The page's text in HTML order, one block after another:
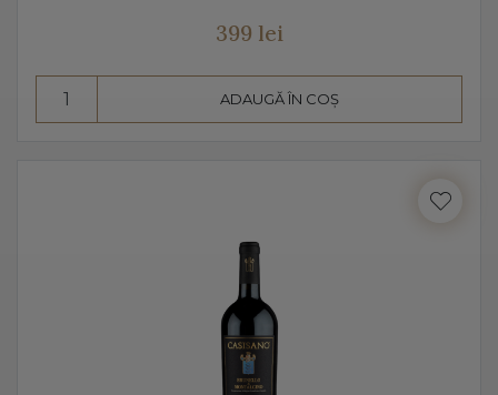
dar și în întreaga lume. Vino Italia aduce Prosecco la
tine acasă, chiar din regiunea unde este fabricat și asta
Vă prezentăm mai jos, gama noastră de Prosecco, acest
vin spumant italian, alb sau rose.
399 lei
ADAUGĂ ÎN COȘ